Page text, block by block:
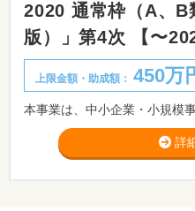
2020 通常枠（A、B
版）」第4次 【〜
上限金額・助成額： 450万
詳